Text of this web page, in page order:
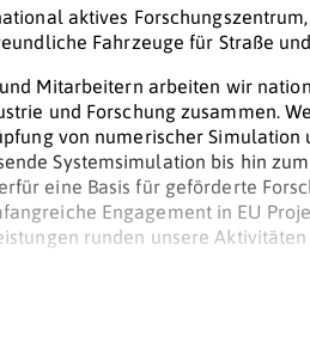
aktives
Fahrzeuge für Straße
Mitarbeitern arbeiten wir
und Forschung zusammen.
von numerischer
Systemsimulation bis hin
eine Basis für geförderte
Engagement in EU
runden unsere Aktivitäten